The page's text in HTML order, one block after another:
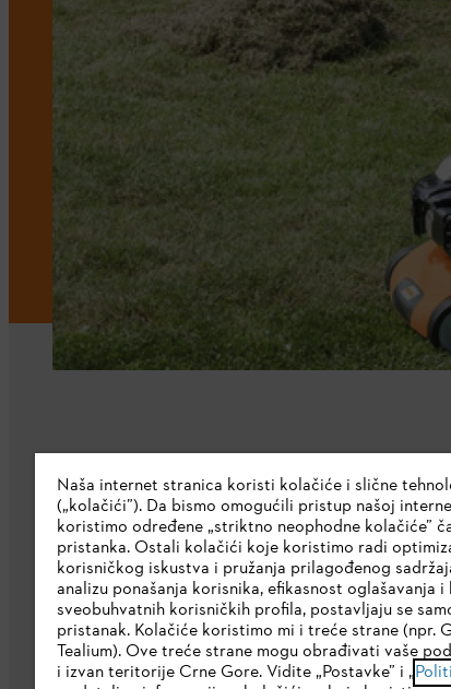
O nama
Preuzmite katalog
STIHL Etička linija
Korporativna stranica
Naša internet stranica koristi kolačiće i slične
(„kolačići”). Da bismo omogućili pristup našoj
koristimo određene „striktno neophodne kolačiće”
pristanka. Ostali kolačići koje koristimo radi
korisničkog iskustva i pružanja prilagođenog
analizu ponašanja korisnika, efikasnost oglašavanja
sveobuhvatnih korisničkih profila, postavljaju se
pristanak. Kolačiće koristimo mi i treće strane (npr.
Tealium). Ove treće strane mogu obrađivati vaše
i izvan teritorije Crne Gore. Vidite „Postavke” i „